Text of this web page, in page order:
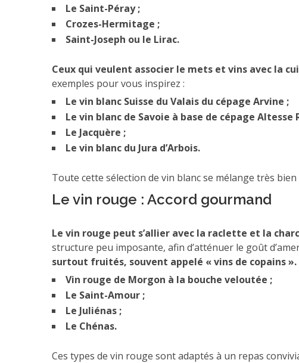
Le Saint-Péray ;
Crozes-Hermitage ;
Saint-Joseph ou le Lirac.
Ceux qui veulent associer le mets et vins avec la
exemples pour vous inspirez :
Le vin blanc Suisse du Valais du cépage Arvine ;
Le vin blanc de Savoie à base de cépage Altesse
Le Jacquère ;
Le vin blanc du Jura d’Arbois.
Toute cette sélection de vin blanc se mélange très
Le vin rouge : Accord gourmand
Le vin rouge peut s’allier avec la raclette et la
structure peu imposante, afin d’atténuer le goût
surtout fruités, souvent appelé « vins de copains ».
Vin rouge de Morgon à la bouche veloutée ;
Le Saint-Amour ;
Le Juliénas ;
Le Chénas.
Ces types de vin rouge sont adaptés à un repas